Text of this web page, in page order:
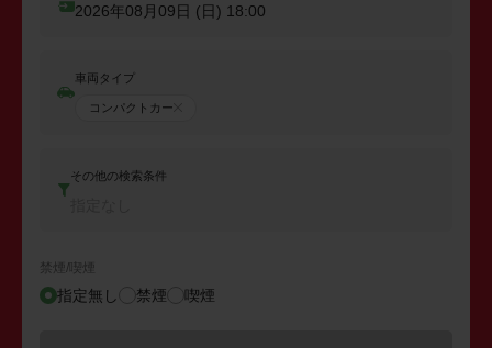
2026年08月09日 (日) 18:00
車両タイプ
コンパクトカー
その他の検索条件
禁煙/喫煙
指定無し 禁煙 喫煙